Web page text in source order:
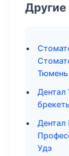
Другие
Тюмень
Дентал
Удэ